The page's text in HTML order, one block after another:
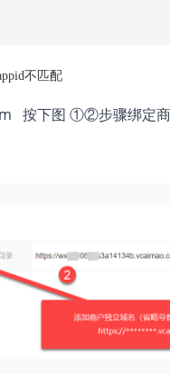
不匹配
按下图 ①②步骤绑定